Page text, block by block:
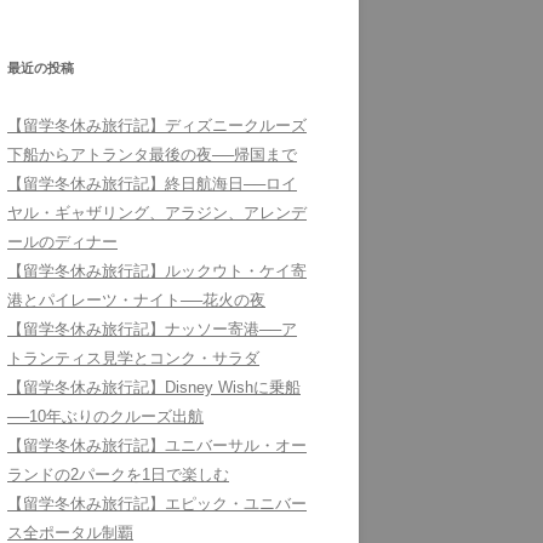
最近の投稿
【留学冬休み旅行記】ディズニークルーズ
下船からアトランタ最後の夜──帰国まで
【留学冬休み旅行記】終日航海日──ロイ
ヤル・ギャザリング、アラジン、アレンデ
ールのディナー
【留学冬休み旅行記】ルックウト・ケイ寄
港とパイレーツ・ナイト──花火の夜
【留学冬休み旅行記】ナッソー寄港──ア
トランティス見学とコンク・サラダ
【留学冬休み旅行記】Disney Wishに乗船
──10年ぶりのクルーズ出航
【留学冬休み旅行記】ユニバーサル・オー
ランドの2パークを1日で楽しむ
【留学冬休み旅行記】エピック・ユニバー
ス全ポータル制覇